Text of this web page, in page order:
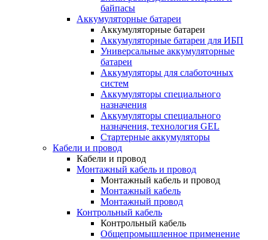
байпасы
Аккумуляторные батареи
Аккумуляторные батареи
Аккумуляторные батареи для ИБП
Универсальные аккумуляторные
батареи
Аккумуляторы для слаботочных
систем
Аккумуляторы специального
назначения
Аккумуляторы специального
назначения, технология GEL
Стартерные аккумуляторы
Кабели и провод
Кабели и провод
Монтажный кабель и провод
Монтажный кабель и провод
Монтажный кабель
Монтажный провод
Контрольный кабель
Контрольный кабель
Общепромышленное применение